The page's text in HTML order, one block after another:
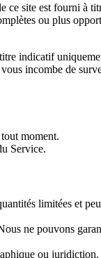
ce site est fourni à
ou plus
indicatif
incombe de
moment.
Service.
limitées et
ne pouvons
ou